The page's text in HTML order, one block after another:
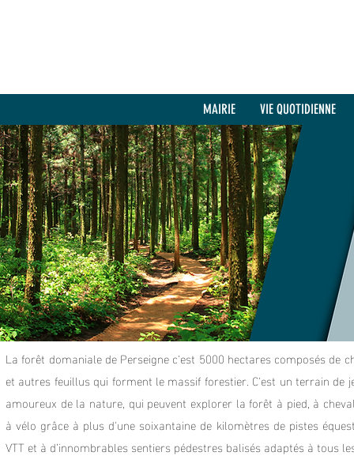
MAIRIE VIE QUOTIDIENNE
La forêt domaniale de Perseigne c'est 5000 hectares composés de
et autres feuillus qui forment le massif forestier. C'est un terrain de
amoureux de la nature, qui peuvent explorer la forêt à pied, à
à vélo grâce à plus d'une soixantaine de kilomètres de pistes
VTT et à d’innombrables sentiers pédestres balisés adaptés à tous